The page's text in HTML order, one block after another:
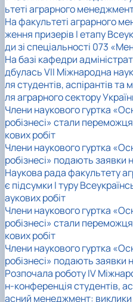
ьтеті аграрного
На факультеті аграрного
ження призерів І етапу
ди зі спеціальності 073
На базі кафедри
дбулась VІІ Міжнародна
ля студентів, аспірантів
ля аграрного сектору
Члени наукового гуртка
робізнесі» стали
кових робіт
Члени наукового гуртка
робізнесі» подають заявки
Наукова рада факультету
є підсумки І туру
аукових робіт
Члени наукового гуртка
робізнесі» стали
кових робіт
Члени наукового гуртка
робізнесі» подають заявки
Розпочала роботу IV
н-конференція студентів,
асний менеджмент: виклики